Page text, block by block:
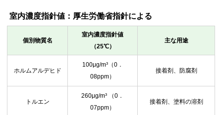
室内濃度指針値：厚生労働省指針による
個別物質名
室内濃度指針値
（25℃）
主な用途
ホルムアルデヒド
100μg/m³（0．
08ppm）
接着剤、防腐剤
トルエン
260μg/m³ （0．
07ppm）
接着剤、塗料の溶剤